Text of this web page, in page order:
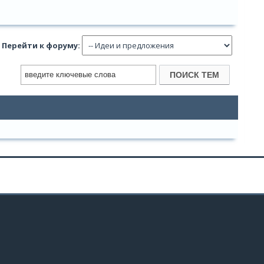
Перейти к форуму: